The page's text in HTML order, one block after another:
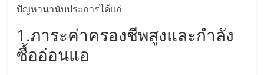
ที่
ปรึกษา
ปัญหานานับประการได้แก่
1.ภาระค่าครองชีพสูงและกำลัง
ซื้ออ่อนแอ